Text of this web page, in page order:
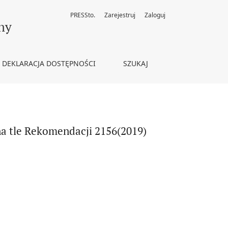
Parlamentarnego Rady Europy
DEKLARACJA DOSTĘPNOŚCI SZUKAJ
PRESSto. Zarejestruj Zaloguj
tle Rekomendacji 2156(2019)